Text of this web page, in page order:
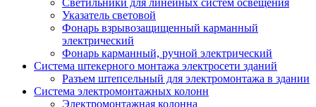
Светильники для линейных систем освещения
Указатель световой
Фонарь взрывозащищенный карманный
электрический
Фонарь карманный, ручной электрический
Система штекерного монтажа электросети зданий
Разъем штепсельный для электромонтажа в здании
Система электромонтажных колонн
Электромонтажная колонна